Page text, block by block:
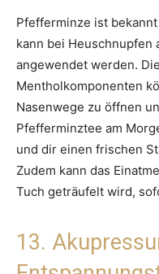
Pfefferminze ist
kann bei Heuschnupfen
angewendet werden.
Mentholkomponenten
Nasenwege zu öffnen
Pfefferminztee am
und dir einen frischen
Zudem kann das
Tuch geträufelt wird,
13.